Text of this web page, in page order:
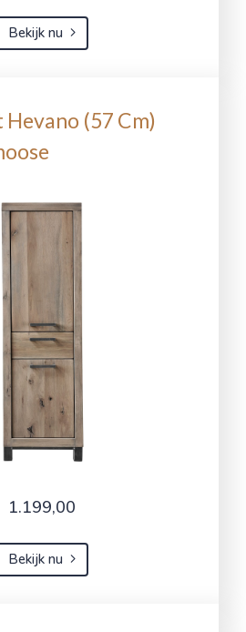
Bekijk nu
(57 Cm)
1.199,00
Bekijk nu